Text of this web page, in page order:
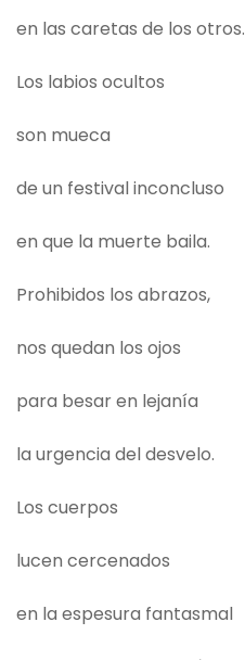
en las caretas de los otros.
Los labios ocultos
son mueca
de un festival inconcluso
en que la muerte baila.
Prohibidos los abrazos,
nos quedan los ojos
para besar en lejanía
la urgencia del desvelo.
Los cuerpos
lucen cercenados
en la espesura fantasmal